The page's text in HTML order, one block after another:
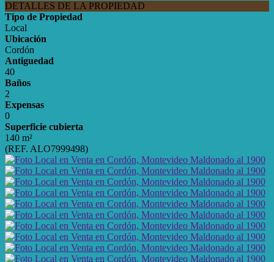
DETALLES DE LA PROPIEDAD
Tipo de Propiedad
Local
Ubicación
Cordón
Antiguedad
40
Baños
2
Expensas
0
Superficie cubierta
140 m²
(REF. ALO7999498)